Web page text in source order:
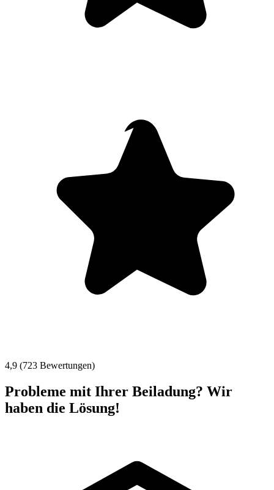
4,9 (723 Bewertungen)
Probleme mit Ihrer Beiladung? Wir
haben die Lösung!